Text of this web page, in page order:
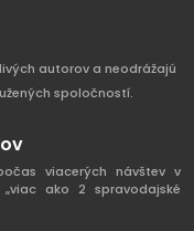
autorov a neodrážajú
spoločností.
viacerých návštev v
ako 2 spravodajské